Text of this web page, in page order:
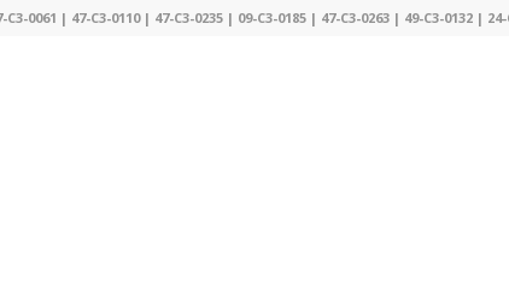
0061 | 47-C3-0110 | 47-C3-0235 | 09-C3-0185 | 47-C3-0263 | 49-C3-0132 | 24-